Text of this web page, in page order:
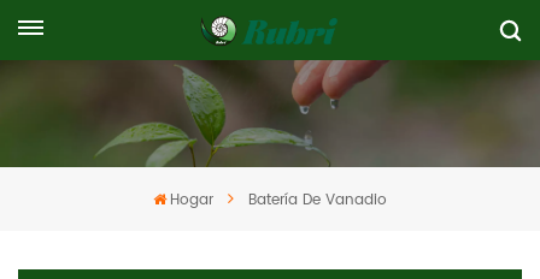
Hogar Batería De Vanadio